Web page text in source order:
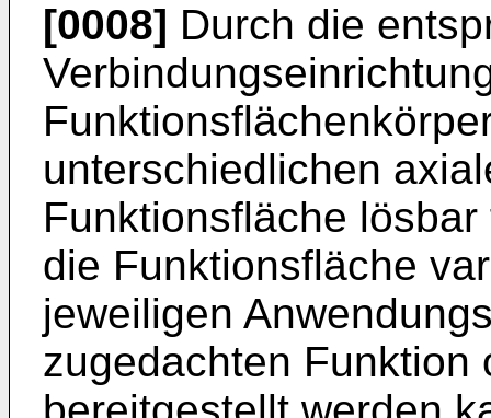
[0008] Durch die
unterschiedlichen
Funktionsfläche
die Funktionsfläche
jeweiligen
zugedachten Funktion